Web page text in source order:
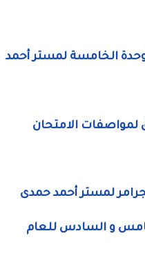
الخامسة لمستر أحمد
لمواصفات الامتحان
لمستر أحمد حمدى
و السادس للعام